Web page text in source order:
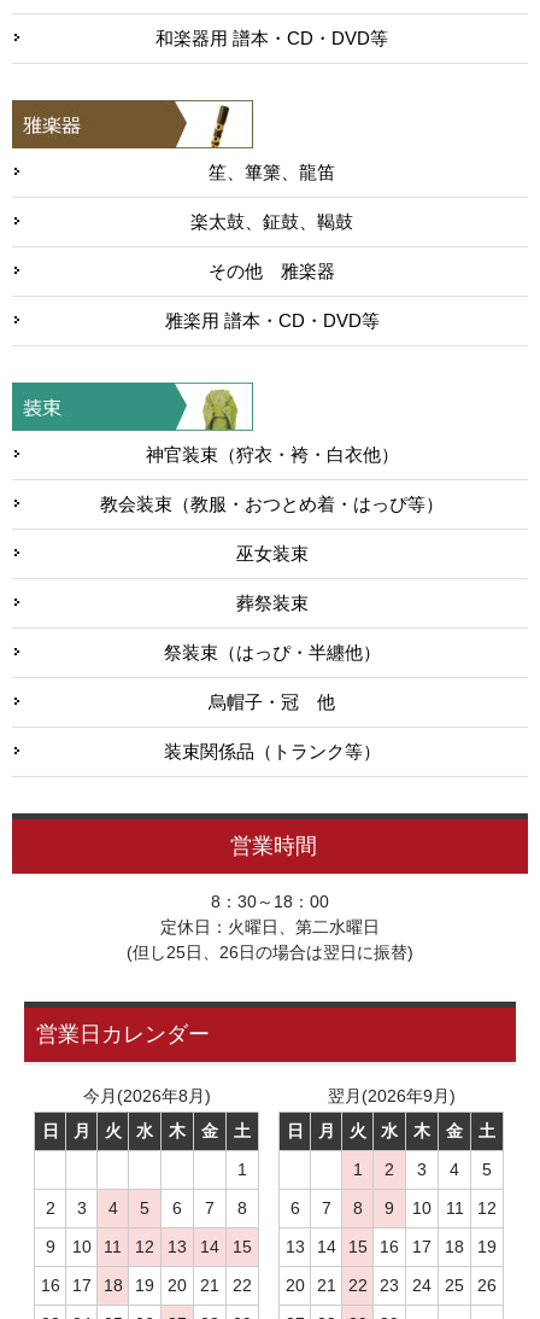
和楽器用 譜本・CD・DVD等
笙、篳篥、龍笛
楽太鼓、鉦鼓、鞨鼓
その他 雅楽器
雅楽用 譜本・CD・DVD等
神官装束（狩衣・袴・白衣他）
教会装束（教服・おつとめ着・はっぴ等）
巫女装束
葬祭装束
祭装束（はっぴ・半纏他）
烏帽子・冠 他
装束関係品（トランク等）
営業時間
8：30～18：00
定休日：火曜日、第二水曜日
(但し25日、26日の場合は翌日に振替)
営業日カレンダー
今月(2026年8月)
日
月 火 水 木 金
土
1
2
3 4 5 6 7
8
9
10 11 12 13 14
15
16
17 18 19 20 21
22
翌月(2026年9月)
日
月 火 水 木 金
土
1
2 3 4
5
6
7 8 9 10 11
12
13
14 15 16 17 18
19
20
21 22 23 24 25
26